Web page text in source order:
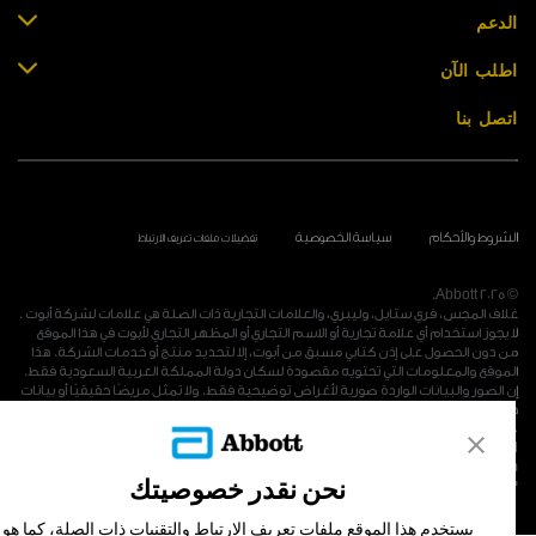
الآن
بنا
والأحكام سياسة الخصوصية تفضيلات ملفات تعريف الارتباط
المجس، فري ستايل، وليبري، والعلامات التجارية ذات الصلة هي علامات لشركة أبوت .
يجوز استخدام أي علامة تجارية أو الاسم التجاري أو المظهر التجاري لأبوت في هذا الموقع
دون الحصول على إذن كتابي مسبق من أبوت، إلا لتحديد منتج أو خدمات الشركة. هذا
والمعلومات التي تحتويه مقصودة لسكان دولة المملكة العربية السعودية فقط.
الصور والبيانات الواردة صورية لأغراض توضيحية فقط. ولا تمثل مريضًا حقيقيًا أو بيانات
ADC-53251
Abbott Diabetes Care Ltd., Range Road, Witney, Oxon, OX29 OYL
MDMA-1-2020-0846, MDMA-1-2018-1117, MDMA-1-2019-
نحن نقدر خصوصيتك
يستخدم هذا الموقع ملفات تعريف الارتباط والتقنيات ذات الصلة، كما هو